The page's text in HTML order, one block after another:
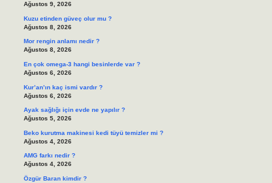
Ağustos 9, 2026
Kuzu etinden güveç olur mu ?
Ağustos 8, 2026
Mor rengin anlamı nedir ?
Ağustos 8, 2026
En çok omega-3 hangi besinlerde var ?
Ağustos 6, 2026
Kur’an’ın kaç ismi vardır ?
Ağustos 6, 2026
Ayak sağlığı için evde ne yapılır ?
Ağustos 5, 2026
Beko kurutma makinesi kedi tüyü temizler mi ?
Ağustos 4, 2026
AMG farkı nedir ?
Ağustos 4, 2026
Özgür Baran kimdir ?